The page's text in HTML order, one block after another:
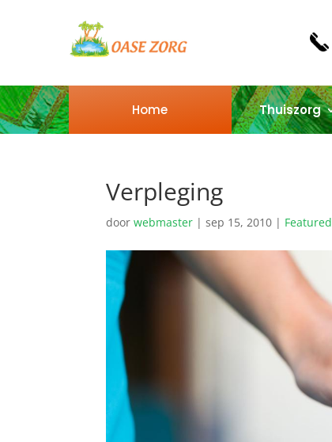
Home Thuiszorg
Verpleging
doorwebmaster |sep 15, 2010 | Featured